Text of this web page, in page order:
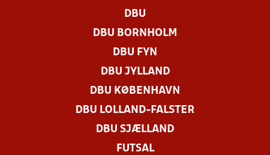
DBU
DBU BORNHOLM
DBU FYN
DBU JYLLAND
DBU KØBENHAVN
DBU LOLLAND-FALSTER
DBU SJÆLLAND
FUTSAL